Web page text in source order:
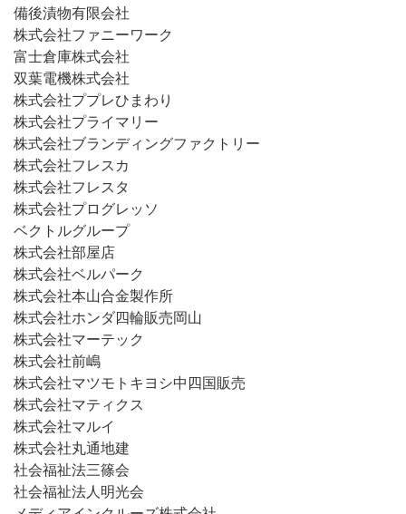
備後漬物有限会社
株式会社ファニーワーク
富士倉庫株式会社
双葉電機株式会社
株式会社ププレひまわり
株式会社プライマリー
株式会社ブランディングファクトリー
株式会社フレスカ
株式会社フレスタ
株式会社プログレッソ
ベクトルグループ
株式会社部屋店
株式会社ベルパーク
株式会社本山合金製作所
株式会社ホンダ四輪販売岡山
株式会社マーテック
株式会社前嶋
株式会社マツモトキヨシ中四国販売
株式会社マティクス
株式会社マルイ
株式会社丸通地建
社会福祉法三篠会
社会福祉法人明光会